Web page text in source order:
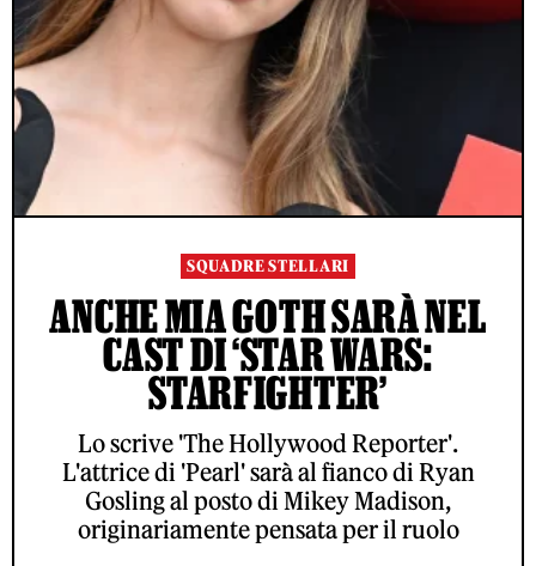
SQUADRE STELLARI
ANCHE MIA GOTH SARÀ NEL
CAST DI ‘STAR WARS:
STARFIGHTER’
Lo scrive 'The Hollywood Reporter'.
L'attrice di 'Pearl' sarà al fianco di Ryan
Gosling al posto di Mikey Madison,
originariamente pensata per il ruolo